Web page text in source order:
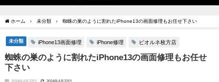
ホーム 未分類 蜘蛛の巣のように割れたiPhone13の画面修理もお任せ下さい
未分類 iPhone13画面修理 iPhone修理 ビオルネ枚方店
蜘蛛の巣のように割れたiPhone13の画面修理もお任せ
下さい
2024年4月22日 2024年4月22日